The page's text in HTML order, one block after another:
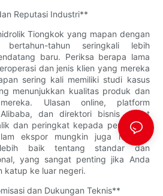
Reputasi Industri**
Tiongkok yang mapan dengan
bertahun-tahun seringkali lebih
baru. Periksa berapa lama
dan jenis klien yang mereka
sering kali memiliki studi kasus
menunjukkan kualitas produk dan
Ulasan online, platform
dan direktori bisnis dapat
dan peringkat kepada pengguna.
ekspor mungkin juga memiliki
baik tentang standar dan
yang sangat penting jika Anda
katup ke luar negeri.
dan Dukungan Teknis**